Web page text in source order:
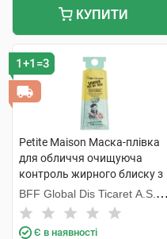
КУПИТИ
1+1=3
Petite Maison Маска-плівка
для обличчя очищуюча
контроль жирного блиску з
олією чайного дерева 10 г 1
пакет
BFF Global Dis Ticaret A.S.
(Туреччина)
Є в наявності